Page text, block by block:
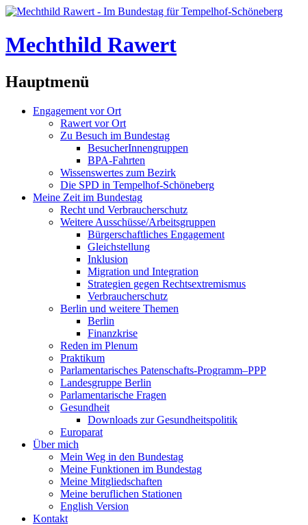
Mechthild Rawert
Hauptmenü
Engagement vor Ort
Rawert vor Ort
Zu Besuch im Bundestag
BesucherInnengruppen
BPA-Fahrten
Wissenswertes zum Bezirk
Die SPD in Tempelhof-Schöneberg
Meine Zeit im Bundestag
Recht und Verbraucherschutz
Weitere Ausschüsse/Arbeitsgruppen
Bürgerschaftliches Engagement
Gleichstellung
Inklusion
Migration und Integration
Strategien gegen Rechtsextremismus
Verbraucherschutz
Berlin und weitere Themen
Berlin
Finanzkrise
Reden im Plenum
Praktikum
Parlamentarisches Patenschafts-Programm–PPP
Landesgruppe Berlin
Parlamentarische Fragen
Gesundheit
Downloads zur Gesundheitspolitik
Europarat
Über mich
Mein Weg in den Bundestag
Meine Funktionen im Bundestag
Meine Mitgliedschaften
Meine beruflichen Stationen
English Version
Kontakt